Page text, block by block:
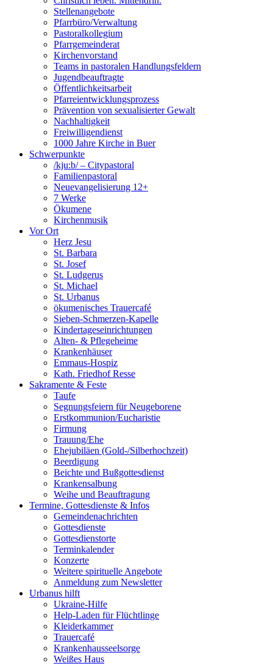
Stellenangebote
Pfarrbüro/Verwaltung
Pastoralkollegium
Pfarrgemeinderat
Kirchenvorstand
Teams in pastoralen Handlungsfeldern
Jugendbeauftragte
Öffentlichkeitsarbeit
Pfarreientwicklungsprozess
Prävention von sexualisierter Gewalt
Nachhaltigkeit
Freiwilligendienst
1000 Jahre Kirche in Buer
Schwerpunkte
/kju:b/ – Citypastoral
Familienpastoral
Neuevangelisierung 12+
7 Werke
Ökumene
Kirchenmusik
Vor Ort
Herz Jesu
St. Barbara
St. Josef
St. Ludgerus
St. Michael
St. Urbanus
ökumenisches Trauercafé
Sieben-Schmerzen-Kapelle
Kindertageseinrichtungen
Alten- & Pflegeheime
Krankenhäuser
Emmaus-Hospiz
Kath. Friedhof Resse
Sakramente & Feste
Taufe
Segnungsfeiern für Neugeborene
Erstkommunion/Eucharistie
Firmung
Trauung/Ehe
Ehejubiläen (Gold-/Silberhochzeit)
Beerdigung
Beichte und Bußgottesdienst
Krankensalbung
Weihe und Beauftragung
Termine, Gottesdienste & Infos
Gemeindenachrichten
Gottesdienste
Gottesdienstorte
Terminkalender
Konzerte
Weitere spirituelle Angebote
Anmeldung zum Newsletter
Urbanus hilft
Ukraine-Hilfe
Help-Laden für Flüchtlinge
Kleiderkammer
Trauercafé
Krankenhausseelsorge
Weißes Haus